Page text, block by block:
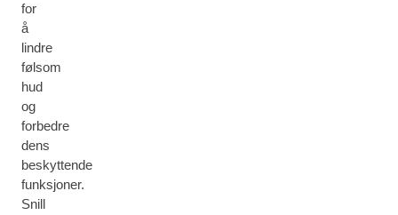
for
å
lindre
følsom
hud
og
forbedre
dens
beskyttende
funksjoner.
Snill